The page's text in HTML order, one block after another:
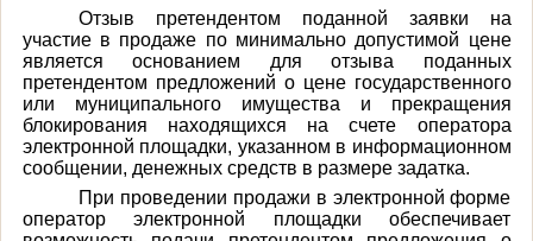
Отзыв претендентом поданной заявки на
участие в продаже по минимально допустимой цене
является основанием для отзыва поданных
претендентом предложений о цене государственного
или муниципального имущества и прекращения
блокирования находящихся на счете оператора
электронной площадки, указанном в информационном
сообщении, денежных средств в размере задатка.
При проведении продажи в электронной форме
оператор электронной площадки обеспечивает